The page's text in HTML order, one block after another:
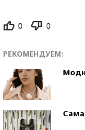
0 0
РЕКОМЕНДУЕМ: